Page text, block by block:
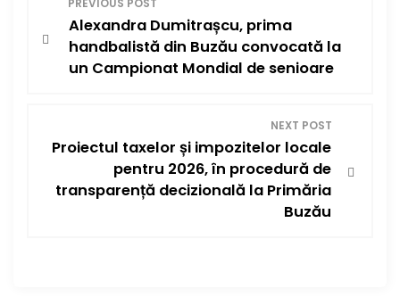
a
PREVIOUS POST
Alexandra Dumitrașcu, prima
handbalistă din Buzău convocată la
un Campionat Mondial de senioare
NEXT POST
Proiectul taxelor și impozitelor locale
pentru 2026, în procedură de
transparență decizională la Primăria
Buzău